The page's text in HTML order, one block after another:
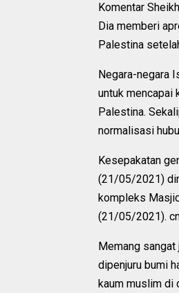
Komentar
Dia memberi
Palestina
Negara-negara
untuk mencapai
Palestina.
normalisasi
Kesepakatan
(21/05/2021)
kompleks
(21/05/2021).
Memang
dipenjuru bumi
kaum muslim di